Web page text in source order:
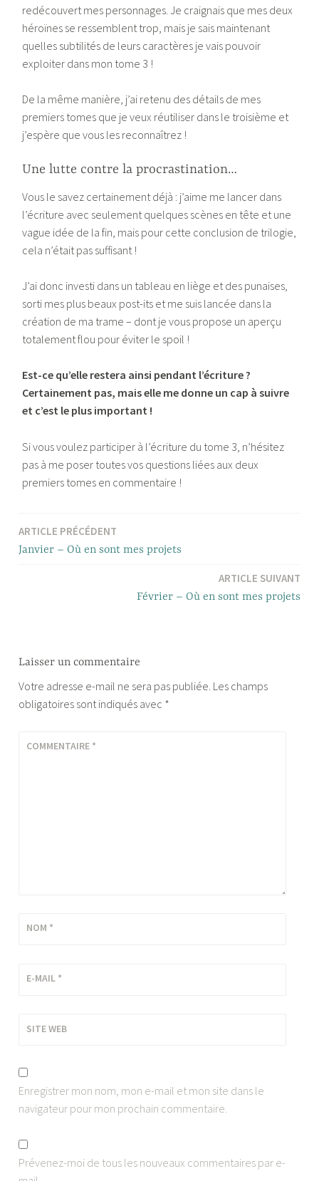
redécouvert mes personnages. Je craignais que mes deux
héroïnes se ressemblent trop, mais je sais maintenant
quelles subtilités de leurs caractères je vais pouvoir
exploiter dans mon tome 3 !
De la même manière, j’ai retenu des détails de mes
premiers tomes que je veux réutiliser dans le troisième et
j’espère que vous les reconnaîtrez !
Une lutte contre la procrastination…
Vous le savez certainement déjà : j’aime me lancer dans
l’écriture avec seulement quelques scènes en tête et une
vague idée de la fin, mais pour cette conclusion de trilogie,
cela n’était pas suffisant !
J’ai donc investi dans un tableau en liège et des punaises,
sorti mes plus beaux post-its et me suis lancée dans la
création de ma trame – dont je vous propose un aperçu
totalement flou pour éviter le spoil !
Est-ce qu’elle restera ainsi pendant l’écriture ?
Certainement pas, mais elle me donne un cap à suivre
et c’est le plus important !
Si vous voulez participer à l’écriture du tome 3, n’hésitez
pas à me poser toutes vos questions liées aux deux
premiers tomes en commentaire !
Navigation
de
ARTICLE PRÉCÉDENT
Janvier – Où en sont mes projets
ARTICLE SUIVANT
Février – Où en sont mes projets
Laisser un commentaire
Votre adresse e-mail ne sera pas publiée. Les champs
obligatoires sont indiqués avec *
COMMENTAIRE *
NOM *
E-MAIL *
SITE WEB
Enregistrer mon nom, mon e-mail et mon site dans le
navigateur pour mon prochain commentaire.
Prévenez-moi de tous les nouveaux commentaires par e-